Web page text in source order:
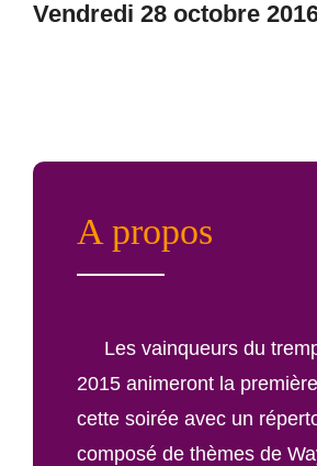
vendredi 28 octobre
A propos
Les vainqueurs du
2015 animeront la
cette soirée avec un
composé de thèmes de